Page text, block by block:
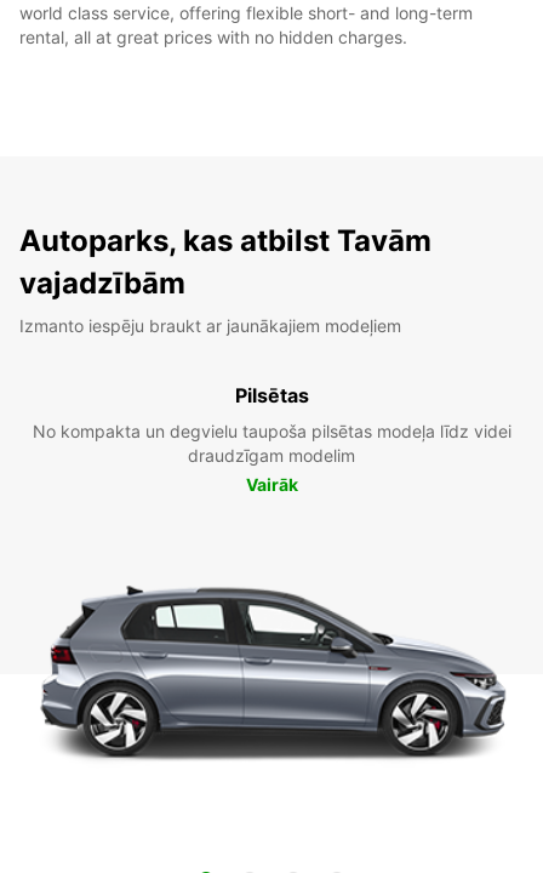
world class service, offering flexible short- and long-term
rental, all at great prices with no hidden charges.
Autoparks, kas atbilst Tavām
vajadzībām
Izmanto iespēju braukt ar jaunākajiem modeļiem
Pilsētas
No kompakta un degvielu taupoša pilsētas modeļa līdz videi
draudzīgam modelim
Vairāk